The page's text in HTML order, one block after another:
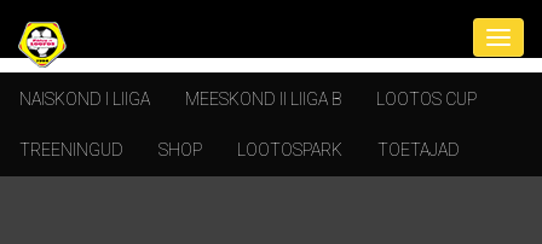
NAISKOND I LIIGA MEESKOND II LIIGA B LOOTOS CUP
TREENINGUD SHOP LOOTOSPARK TOETAJAD